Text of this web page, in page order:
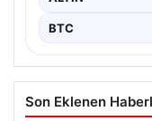
BTC
Son Eklenen